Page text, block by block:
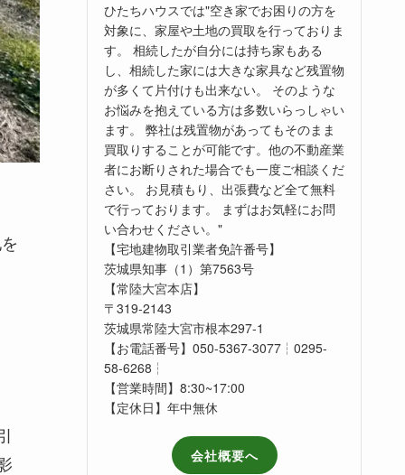
ひたちハウスでは"空き家でお困りの方を
対象に、家屋や土地の買取を行っておりま
す。 相続したが自分には持ち家もある
し、相続した家には大きな家具など残置物
が多くて片付けも出来ない。 そのような
お悩みを抱えている方は多数いらっしゃい
ます。 弊社は残置物があってもそのまま
買取りすることが可能です。他の不動産業
者にお断りされた場合でも一度ご相談くだ
さい。 お見積もり、出張費など全て無料
で行っております。 まずはお気軽にお問
い合わせください。"
【宅地建物取引業者免許番号】
茨城県知事（1）第7563号
【常陸大宮本店】
〒319-2143
茨城県常陸大宮市根本297-1
【お電話番号】050-5367-3077┆0295-
58-6268┆
【営業時間】8:30~17:00
【定休日】年中無休
会社概要へ